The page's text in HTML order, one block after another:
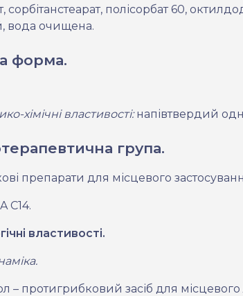
сорбітанстеарат, полісорбат 60,
вода очищена.
форма.
хімічні властивості: напівтвердий
група.
препарати для місцевого
C14.
властивості.
– протигрибковий засіб для